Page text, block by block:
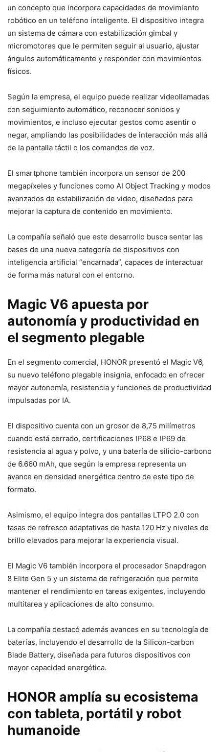
un concepto que incorpora capacidades de movimiento
robótico en un teléfono inteligente. El dispositivo integra
un sistema de cámara con estabilización gimbal y
micromotores que le permiten seguir al usuario, ajustar
ángulos automáticamente y responder con movimientos
físicos.
Según la empresa, el equipo puede realizar videollamadas
con seguimiento automático, reconocer sonidos y
movimientos, e incluso ejecutar gestos como asentir o
negar, ampliando las posibilidades de interacción más allá
de la pantalla táctil o los comandos de voz.
El smartphone también incorpora un sensor de 200
megapíxeles y funciones como AI Object Tracking y modos
avanzados de estabilización de video, diseñados para
mejorar la captura de contenido en movimiento.
La compañía señaló que este desarrollo busca sentar las
bases de una nueva categoría de dispositivos con
inteligencia artificial “encarnada”, capaces de interactuar
de forma más natural con el entorno.
Magic V6 apuesta por
autonomía y productividad en
el segmento plegable
En el segmento comercial, HONOR presentó el Magic V6,
su nuevo teléfono plegable insignia, enfocado en ofrecer
mayor autonomía, resistencia y funciones de productividad
impulsadas por IA.
El dispositivo cuenta con un grosor de 8,75 milímetros
cuando está cerrado, certificaciones IP68 e IP69 de
resistencia al agua y polvo, y una batería de silicio-carbono
de 6.660 mAh, que según la empresa representa un
avance en densidad energética dentro de este tipo de
formato.
Asimismo, el equipo integra dos pantallas LTPO 2.0 con
tasas de refresco adaptativas de hasta 120 Hz y niveles de
brillo elevados para mejorar la experiencia visual.
El Magic V6 también incorpora el procesador Snapdragon
8 Elite Gen 5 y un sistema de refrigeración que permite
mantener el rendimiento en tareas exigentes, incluyendo
multitarea y aplicaciones de alto consumo.
La compañía destacó además avances en su tecnología de
baterías, incluyendo el desarrollo de la Silicon-carbon
Blade Battery, diseñada para futuros dispositivos con
mayor capacidad energética.
HONOR amplía su ecosistema
con tableta, portátil y robot
humanoide